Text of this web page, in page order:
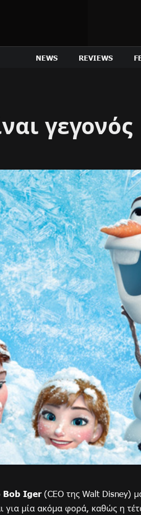
NEWS REVIEWS
γεγονός
Bob Iger(CEO της Walt Disney)
για μία ακόμα φορά, καθώς η